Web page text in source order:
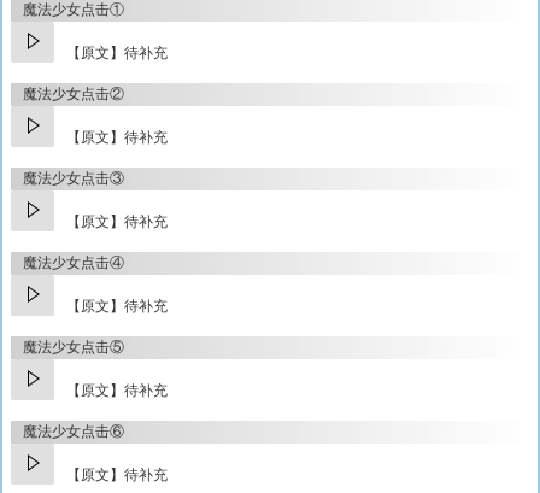
魔法少女点击①
【原文】待补充
魔法少女点击②
【原文】待补充
魔法少女点击③
【原文】待补充
魔法少女点击④
【原文】待补充
魔法少女点击⑤
【原文】待补充
魔法少女点击⑥
【原文】待补充